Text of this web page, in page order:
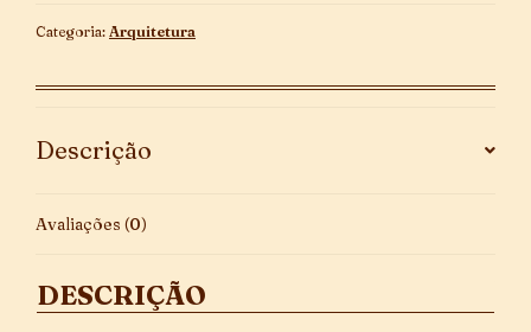
Categoria: Arquitetura
Descrição
Avaliações (0)
DESCRIÇÃO